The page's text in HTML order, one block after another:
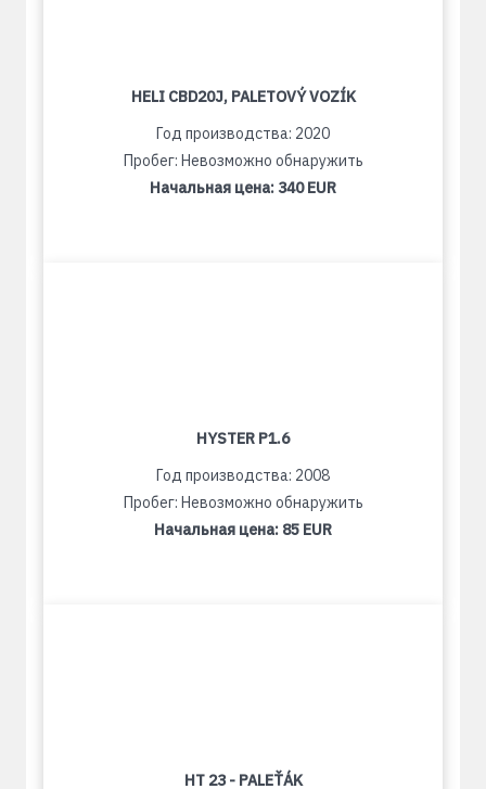
HELI CBD20J, PALETOVÝ VOZÍK
Год производства: 2020
Пробег: Невозможно обнаружить
Начальная цена: 340 EUR
HYSTER P1.6
Год производства: 2008
Пробег: Невозможно обнаружить
Начальная цена: 85 EUR
HT 23 - PALEŤÁK